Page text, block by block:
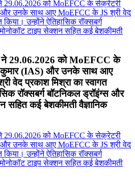
ने 29.06.2026 को MoEFCC के
कुमार (IAS) और उनके साथ आए
वेद प्रकाश मिश्रा का स्वागत
रॉक्सबर्ग बॉटनिकल ड्रॉइंग्स और
सहित कई बेशकीमती वैज्ञानिक